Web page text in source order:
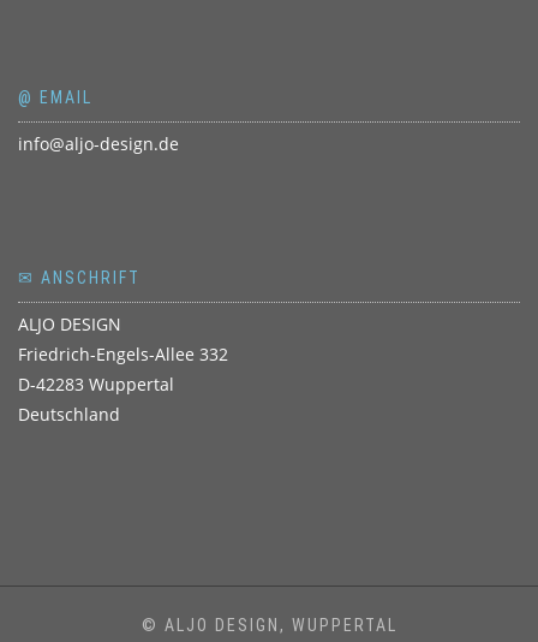
@ EMAIL
info@aljo-design.de
✉ ANSCHRIFT
ALJO DESIGN
Friedrich-Engels-Allee 332
D-42283 Wuppertal
Deutschland
© ALJO DESIGN, WUPPERTAL